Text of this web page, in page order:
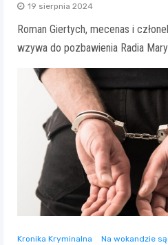
19 sierpnia 2024
Roman Giertych, mecenas i
wzywa do pozbawienia Radia
Kronika Kryminalna Na wokandzie